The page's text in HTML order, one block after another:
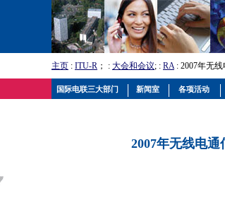
主页 : ITU-R ； : 大会和会议; : RA: 2007年无
2007年无线电通
国际电联三大部门 新闻室 各项活动